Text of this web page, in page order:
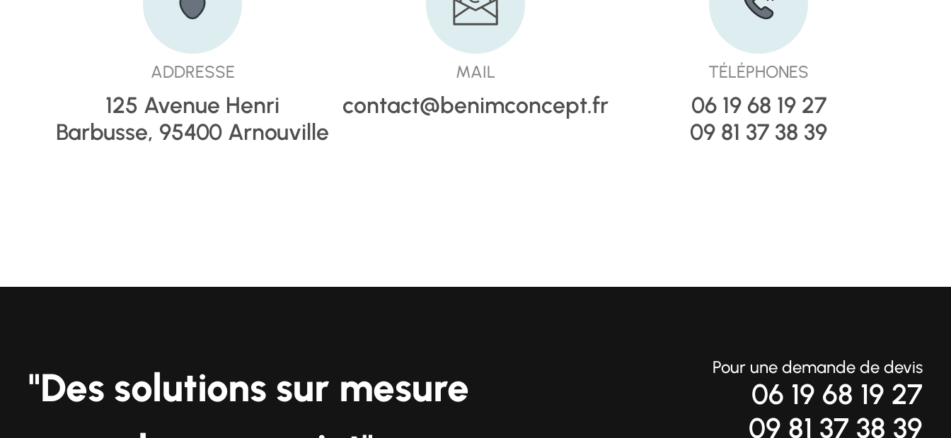
ADDRESSE
125 Avenue Henri
Barbusse, 95400 Arnouville
MAIL
contact@benimconcept.fr
TÉLÉPHONES
06 19 68 19 27
09 81 37 38 39
"Des solutions sur mesure
Pour une demande de devis
06 19 68 19 27
09 81 37 38 39